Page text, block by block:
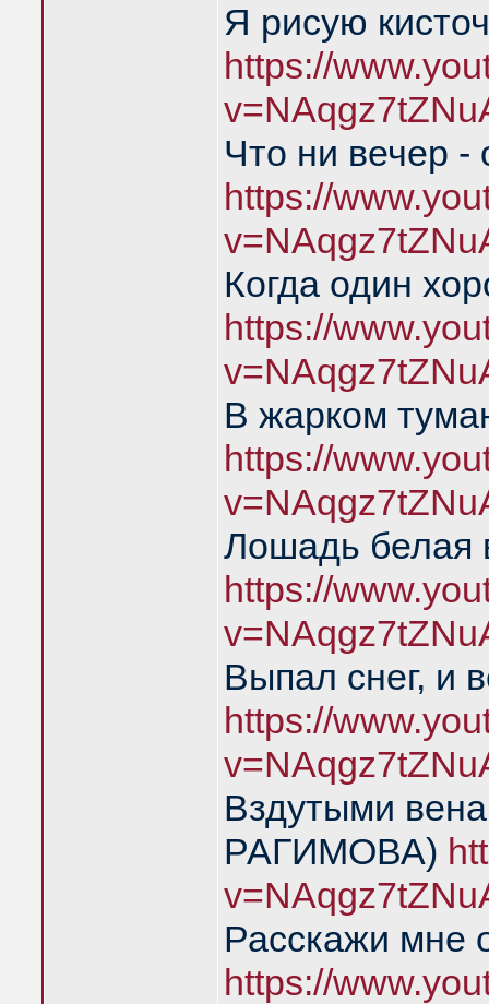
Я рисую
https://
Что ни вечер -
https://
Когда один
https://
В жарком
https://
Лошадь белая
https://
Выпал снег, и
https://
Вздутыми
РАГИМОВА)
Расскажи мне
https://